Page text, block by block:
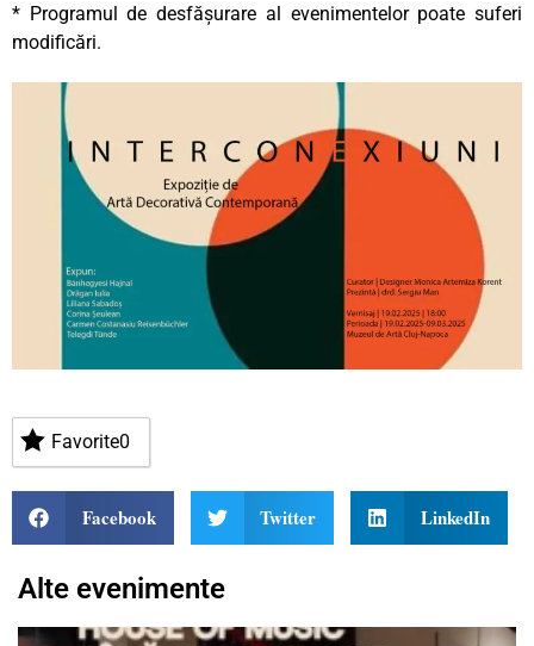
* Programul de desfășurare al evenimentelor poate suferi
modificări.
Favorite0
Facebook Twitter LinkedIn
Alte evenimente